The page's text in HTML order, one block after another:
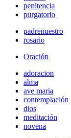
penitencia
purgatorio
padrenuestro
rosario
Oración
adoracion
alma
ave maria
contemplación
dios
meditación
novena